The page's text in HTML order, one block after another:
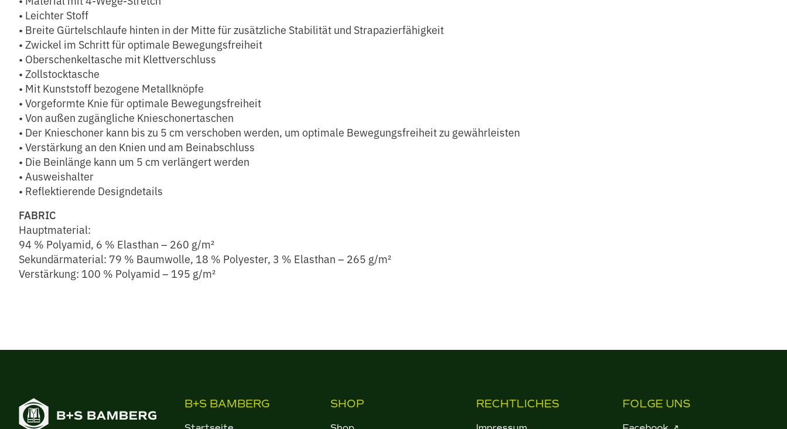
• Leichter Stoff
• Breite Gürtelschlaufe hinten in der Mitte für zusätzliche Stabilität und Strapazierfähigkeit
• Zwickel im Schritt für optimale Bewegungsfreiheit
• Oberschenkeltasche mit Klettverschluss
• Zollstocktasche
• Mit Kunststoff bezogene Metallknöpfe
• Vorgeformte Knie für optimale Bewegungsfreiheit
• Von außen zugängliche Knieschonertaschen
• Der Knieschoner kann bis zu 5 cm verschoben werden, um optimale Bewegungsfreiheit zu gewährleisten
• Verstärkung an den Knien und am Beinabschluss
• Die Beinlänge kann um 5 cm verlängert werden
• Ausweishalter
• Reflektierende Designdetails
FABRIC
Hauptmaterial:
94 % Polyamid, 6 % Elasthan – 260 g/m²
Sekundärmaterial: 79 % Baumwolle, 18 % Polyester, 3 % Elasthan – 265 g/m²
Verstärkung: 100 % Polyamid – 195 g/m²
B+S BAMBERG SHOP RECHTLICHES FOLGE UNS